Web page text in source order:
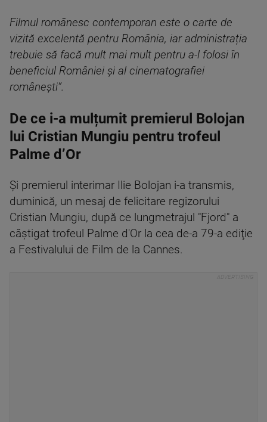
Filmul românesc contemporan este o carte de
vizită excelentă pentru România, iar administrația
trebuie să facă mult mai mult pentru a-l folosi în
beneficiul României și al cinematografiei
românești”.
De ce i-a mulțumit premierul Bolojan
lui Cristian Mungiu pentru trofeul
Palme d’Or
Și premierul interimar Ilie Bolojan i-a transmis,
duminică, un mesaj de felicitare regizorului
Cristian Mungiu, după ce lungmetrajul "Fjord" a
câştigat trofeul Palme d'Or la cea de-a 79-a ediţie
a Festivalului de Film de la Cannes.